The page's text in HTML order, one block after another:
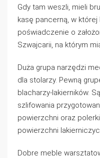
Gdy tam weszli, mieli
kasę pancerną, w której
poświadczenie o
Szwajcarii, na którym
Duża grupa narzędzi
dla stolarzy. Pewną
blacharzy-lakierników.
szlifowania
powierzchni oraz
powierzchni
Dobre meble